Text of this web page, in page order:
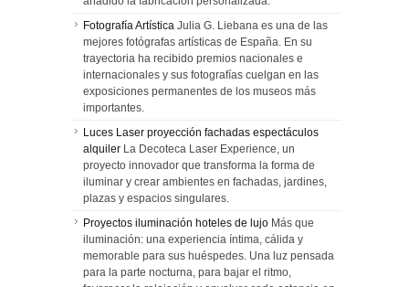
Fotografía Artística Julia G. Liebana es una de las
mejores fotógrafas artísticas de España. En su
trayectoria ha recibido premios nacionales e
internacionales y sus fotografías cuelgan en las
exposiciones permanentes de los museos más
importantes.
Luces Laser proyección fachadas espectáculos
alquiler La Decoteca Laser Experience, un
proyecto innovador que transforma la forma de
iluminar y crear ambientes en fachadas, jardines,
plazas y espacios singulares.
Proyectos iluminación hoteles de lujo Más que
iluminación: una experiencia íntima, cálida y
memorable para sus huéspedes. Una luz pensada
para la parte nocturna, para bajar el ritmo,